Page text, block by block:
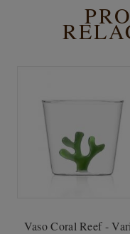
Vaso Coral Reef -